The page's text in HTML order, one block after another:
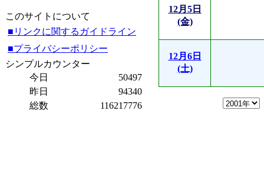
このサイトについて
■リンクに関するガイドライン
■プライバシーポリシー
シンプルカウンター
今日
50497
昨日
94340
総数
116217776
12月5日
(金)
12月6日
(土)